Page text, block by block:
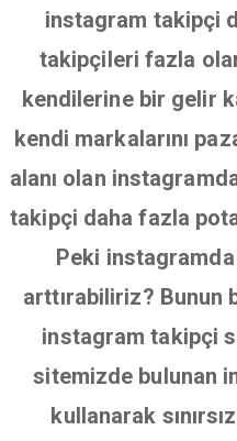
instagram takipçi
takipçileri fazla
kendilerine bir gelir
kendi markalarını
alanı olan
takipçi daha fazla
Peki
arttırabiliriz? Bunun
instagram takipçi
sitemizde bulunan
kullanarak